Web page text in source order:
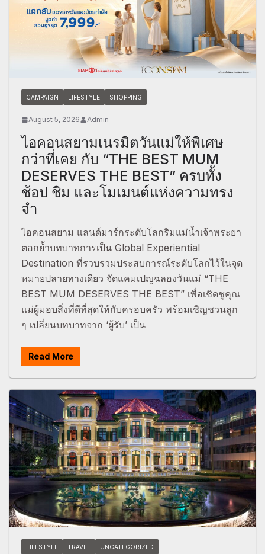
CAMPAIGN LIFESTYLE SHOPPING
August 5, 2026 Admin
ไอคอนสยามเนรมิตวันแม่ให้พิเศษ
กว่าที่เคย กับ “THE BEST MUM
DESERVES THE BEST” ครบทั้ง
ช้อป ชิม และโมเมนต์แห่งความทรง
จำ
ไอคอนสยาม แลนด์มาร์กระดับโลกริมแม่น้ำเจ้าพระยา
ตอกย้ำบทบาทการเป็น Global Experiential
Destination ที่รวบรวมประสบการณ์ระดับโลกไว้ในจุด
หมายปลายทางเดียว จัดแคมเปญฉลองวันแม่ “THE
BEST MUM DESERVES THE BEST” เพื่อเชิดชูคุณ
แม่ผู้มอบสิ่งที่ดีที่สุดให้กับครอบครัว พร้อมเชิญชวนลูก
ๆ เปลี่ยนบทบาทจาก ‘ผู้รับ’ เป็น
Read More
LIFESTYLE TRAVEL UNCATEGORIZED